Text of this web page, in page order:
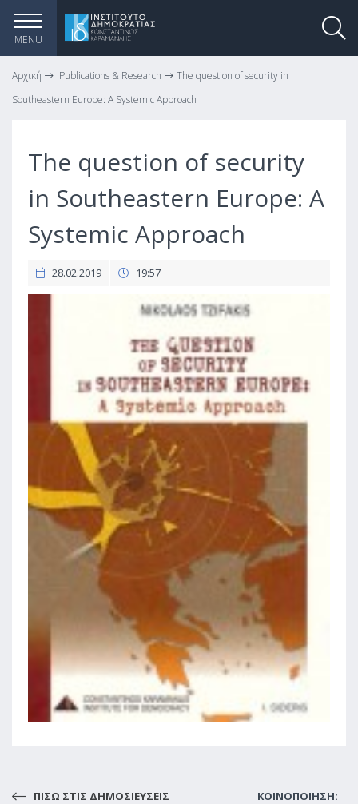
MENU
Αρχική Publications & Research
The question of security in
Southeastern Europe: A Systemic Approach
The question of security
in Southeastern Europe: A
Systemic Approach
28.02.2019 19:57
ΠΙΣΩ ΣΤΙΣ ΔΗΜΟΣΙΕΥΣΕΙΣ ΚΟΙΝΟΠΟΙΗΣΗ: